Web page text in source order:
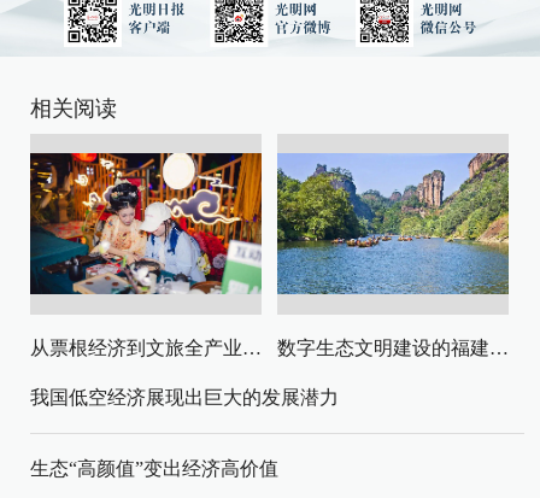
相关阅读
从票根经济到文旅全产业链升级 数字生态文明建设的福建路径与启示
我国低空经济展现出巨大的发展潜力
生态“高颜值”变出经济高价值